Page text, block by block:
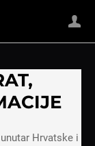
Hrvatske i